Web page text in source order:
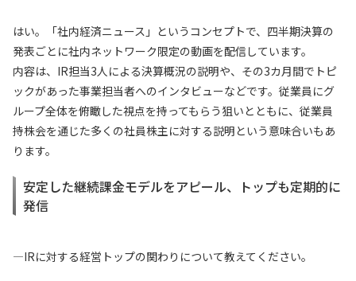
はい。「社内経済ニュース」というコンセプトで、四半期決算の
発表ごとに社内ネットワーク限定の動画を配信しています。
内容は、IR担当3人による決算概況の説明や、その3カ月間でトピ
ックがあった事業担当者へのインタビューなどです。従業員にグ
ループ全体を俯瞰した視点を持ってもらう狙いとともに、従業員
持株会を通じた多くの社員株主に対する説明という意味合いもあ
ります。
安定した継続課金モデルをアピール、トップも定期的に
発信
—IRに対する経営トップの関わりについて教えてください。